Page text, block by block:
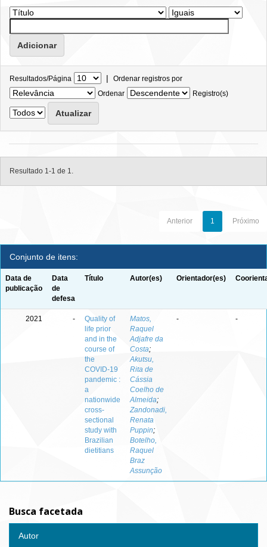
Resultados/Página | Ordenar registros por
Ordenar
Registro(s)
Resultado 1-1 de 1.
Anterior 1 Próximo
Conjunto de itens:
Data de
publicação
Data
de
defesa
Título Autor(es) Orientador(es)
2021 -
Quality of
life prior
and in the
course of
the
COVID-19
pandemic :
a
nationwide
cross-
sectional
study with
Brazilian
dietitians
Matos,
Raquel
Adjafre da
Costa;
Akutsu,
Rita de
Cássia
Coelho de
Almeida;
Zandonadi,
Renata
Puppin;
Botelho,
Raquel
Braz
Assunção
- -
Busca facetada
Autor